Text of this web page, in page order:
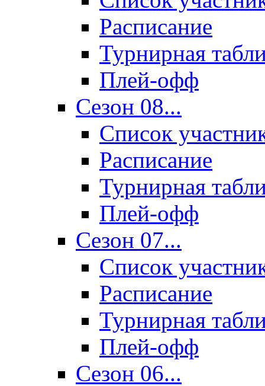
Расписание
Турнирная
Плей-офф
Сезон 08...
Список
Расписание
Турнирная
Плей-офф
Сезон 07...
Список
Расписание
Турнирная
Плей-офф
Сезон 06...